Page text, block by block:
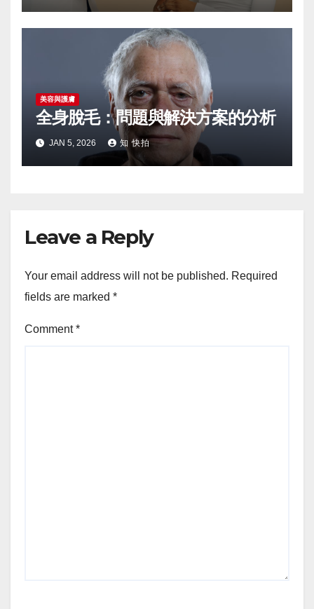
美容與護膚
全身脫毛：問題與解決方案的分析
JAN 5, 2026 知 快拍
Leave a Reply
Your email address will not be published. Required
fields are marked *
Comment*